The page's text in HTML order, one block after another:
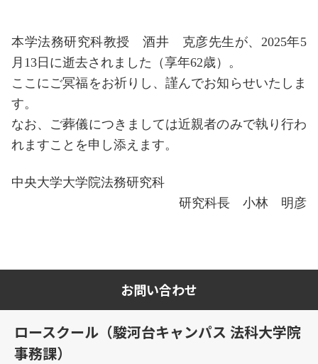
本学法務研究科教授 酒井 克彦先生が、2025年5
月13日に逝去されました（享年62歳）。
ここにご冥福をお祈りし、謹んでお知らせいたしま
す。
なお、ご葬儀につきましては近親者のみで執り行わ
れますことを申し添えます。
中央大学大学院法務研究科
研究科長 小林 明彦
お問い合わせ
ロースクール（駿河台キャンパス 法科大学院
事務課）